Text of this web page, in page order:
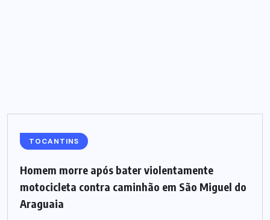
TOCANTINS
Homem morre após bater violentamente
motocicleta contra caminhão em São Miguel do
Araguaia